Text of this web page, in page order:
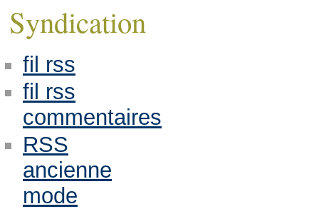
Syndication
fil rss
fil rss
commentaires
RSS
ancienne
mode